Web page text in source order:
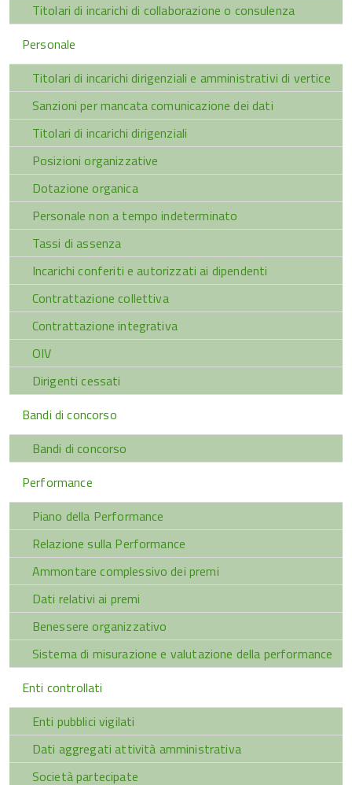
Titolari di incarichi di collaborazione o consulenza
Personale
Titolari di incarichi dirigenziali e amministrativi di vertice
Sanzioni per mancata comunicazione dei dati
Titolari di incarichi dirigenziali
Posizioni organizzative
Dotazione organica
Personale non a tempo indeterminato
Tassi di assenza
Incarichi conferiti e autorizzati ai dipendenti
Contrattazione collettiva
Contrattazione integrativa
OIV
Dirigenti cessati
Bandi di concorso
Bandi di concorso
Performance
Piano della Performance
Relazione sulla Performance
Ammontare complessivo dei premi
Dati relativi ai premi
Benessere organizzativo
Sistema di misurazione e valutazione della performance
Enti controllati
Enti pubblici vigilati
Dati aggregati attività amministrativa
Società partecipate